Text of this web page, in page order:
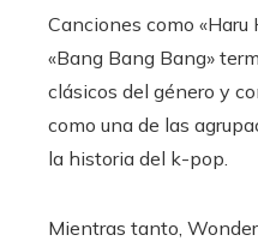
Canciones como «Haru
«Bang Bang Bang»
clásicos del género y
como una de las
la historia del k-pop.
Mientras tanto,